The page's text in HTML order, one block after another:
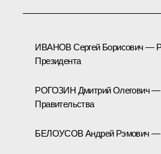
ИВАНОВ Сергей Борисович —
Президента
РОГОЗИН Дмитрий Олегович —
Правительства
БЕЛОУСОВ Андрей Рэмович —